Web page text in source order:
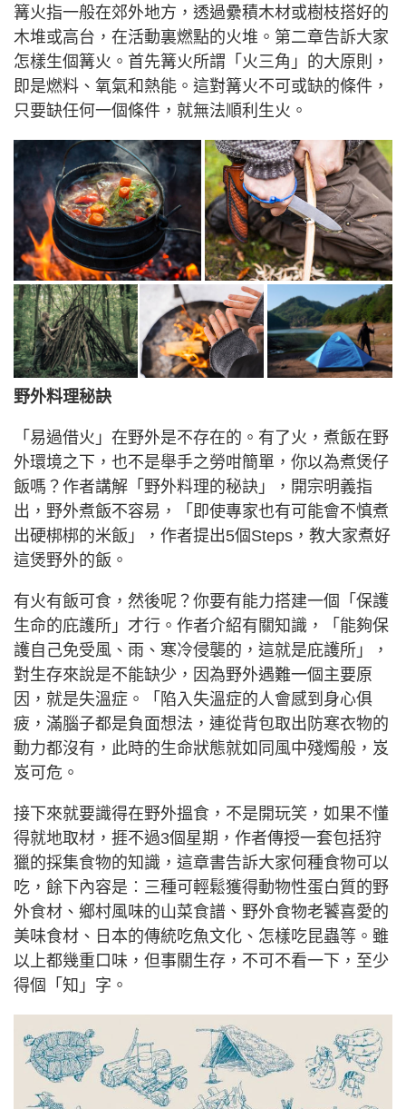
篝火指一般在郊外地方，透過纍積木材或樹枝搭好的
木堆或高台，在活動裏燃點的火堆。第二章告訴大家
怎樣生個篝火。首先篝火所謂「火三角」的大原則，
即是燃料、氧氣和熱能。這對篝火不可或缺的條件，
只要缺任何一個條件，就無法順利生火。
野外料理秘訣
「易過借火」在野外是不存在的。有了火，煮飯在野
外環境之下，也不是舉手之勞咁簡單，你以為煮煲仔
飯嗎？作者講解「野外料理的秘訣」，開宗明義指
出，野外煮飯不容易，「即使專家也有可能會不慎煮
出硬梆梆的米飯」，作者提出5個Steps，教大家煮好
這煲野外的飯。
有火有飯可食，然後呢？你要有能力搭建一個「保護
生命的庇護所」才行。作者介紹有關知識，「能夠保
護自己免受風、雨、寒冷侵襲的，這就是庇護所」，
對生存來說是不能缺少，因為野外遇難一個主要原
因，就是失溫症。「陷入失溫症的人會感到身心俱
疲，滿腦子都是負面想法，連從背包取出防寒衣物的
動力都沒有，此時的生命狀態就如同風中殘燭般，岌
岌可危。
接下來就要識得在野外搵食，不是開玩笑，如果不懂
得就地取材，捱不過3個星期，作者傳授一套包括狩
獵的採集食物的知識，這章書告訴大家何種食物可以
吃，餘下內容是︰三種可輕鬆獲得動物性蛋白質的野
外食材、鄉村風味的山菜食譜、野外食物老饕喜愛的
美味食材、日本的傳統吃魚文化、怎樣吃昆蟲等。雖
以上都幾重口味，但事關生存，不可不看一下，至少
得個「知」字。